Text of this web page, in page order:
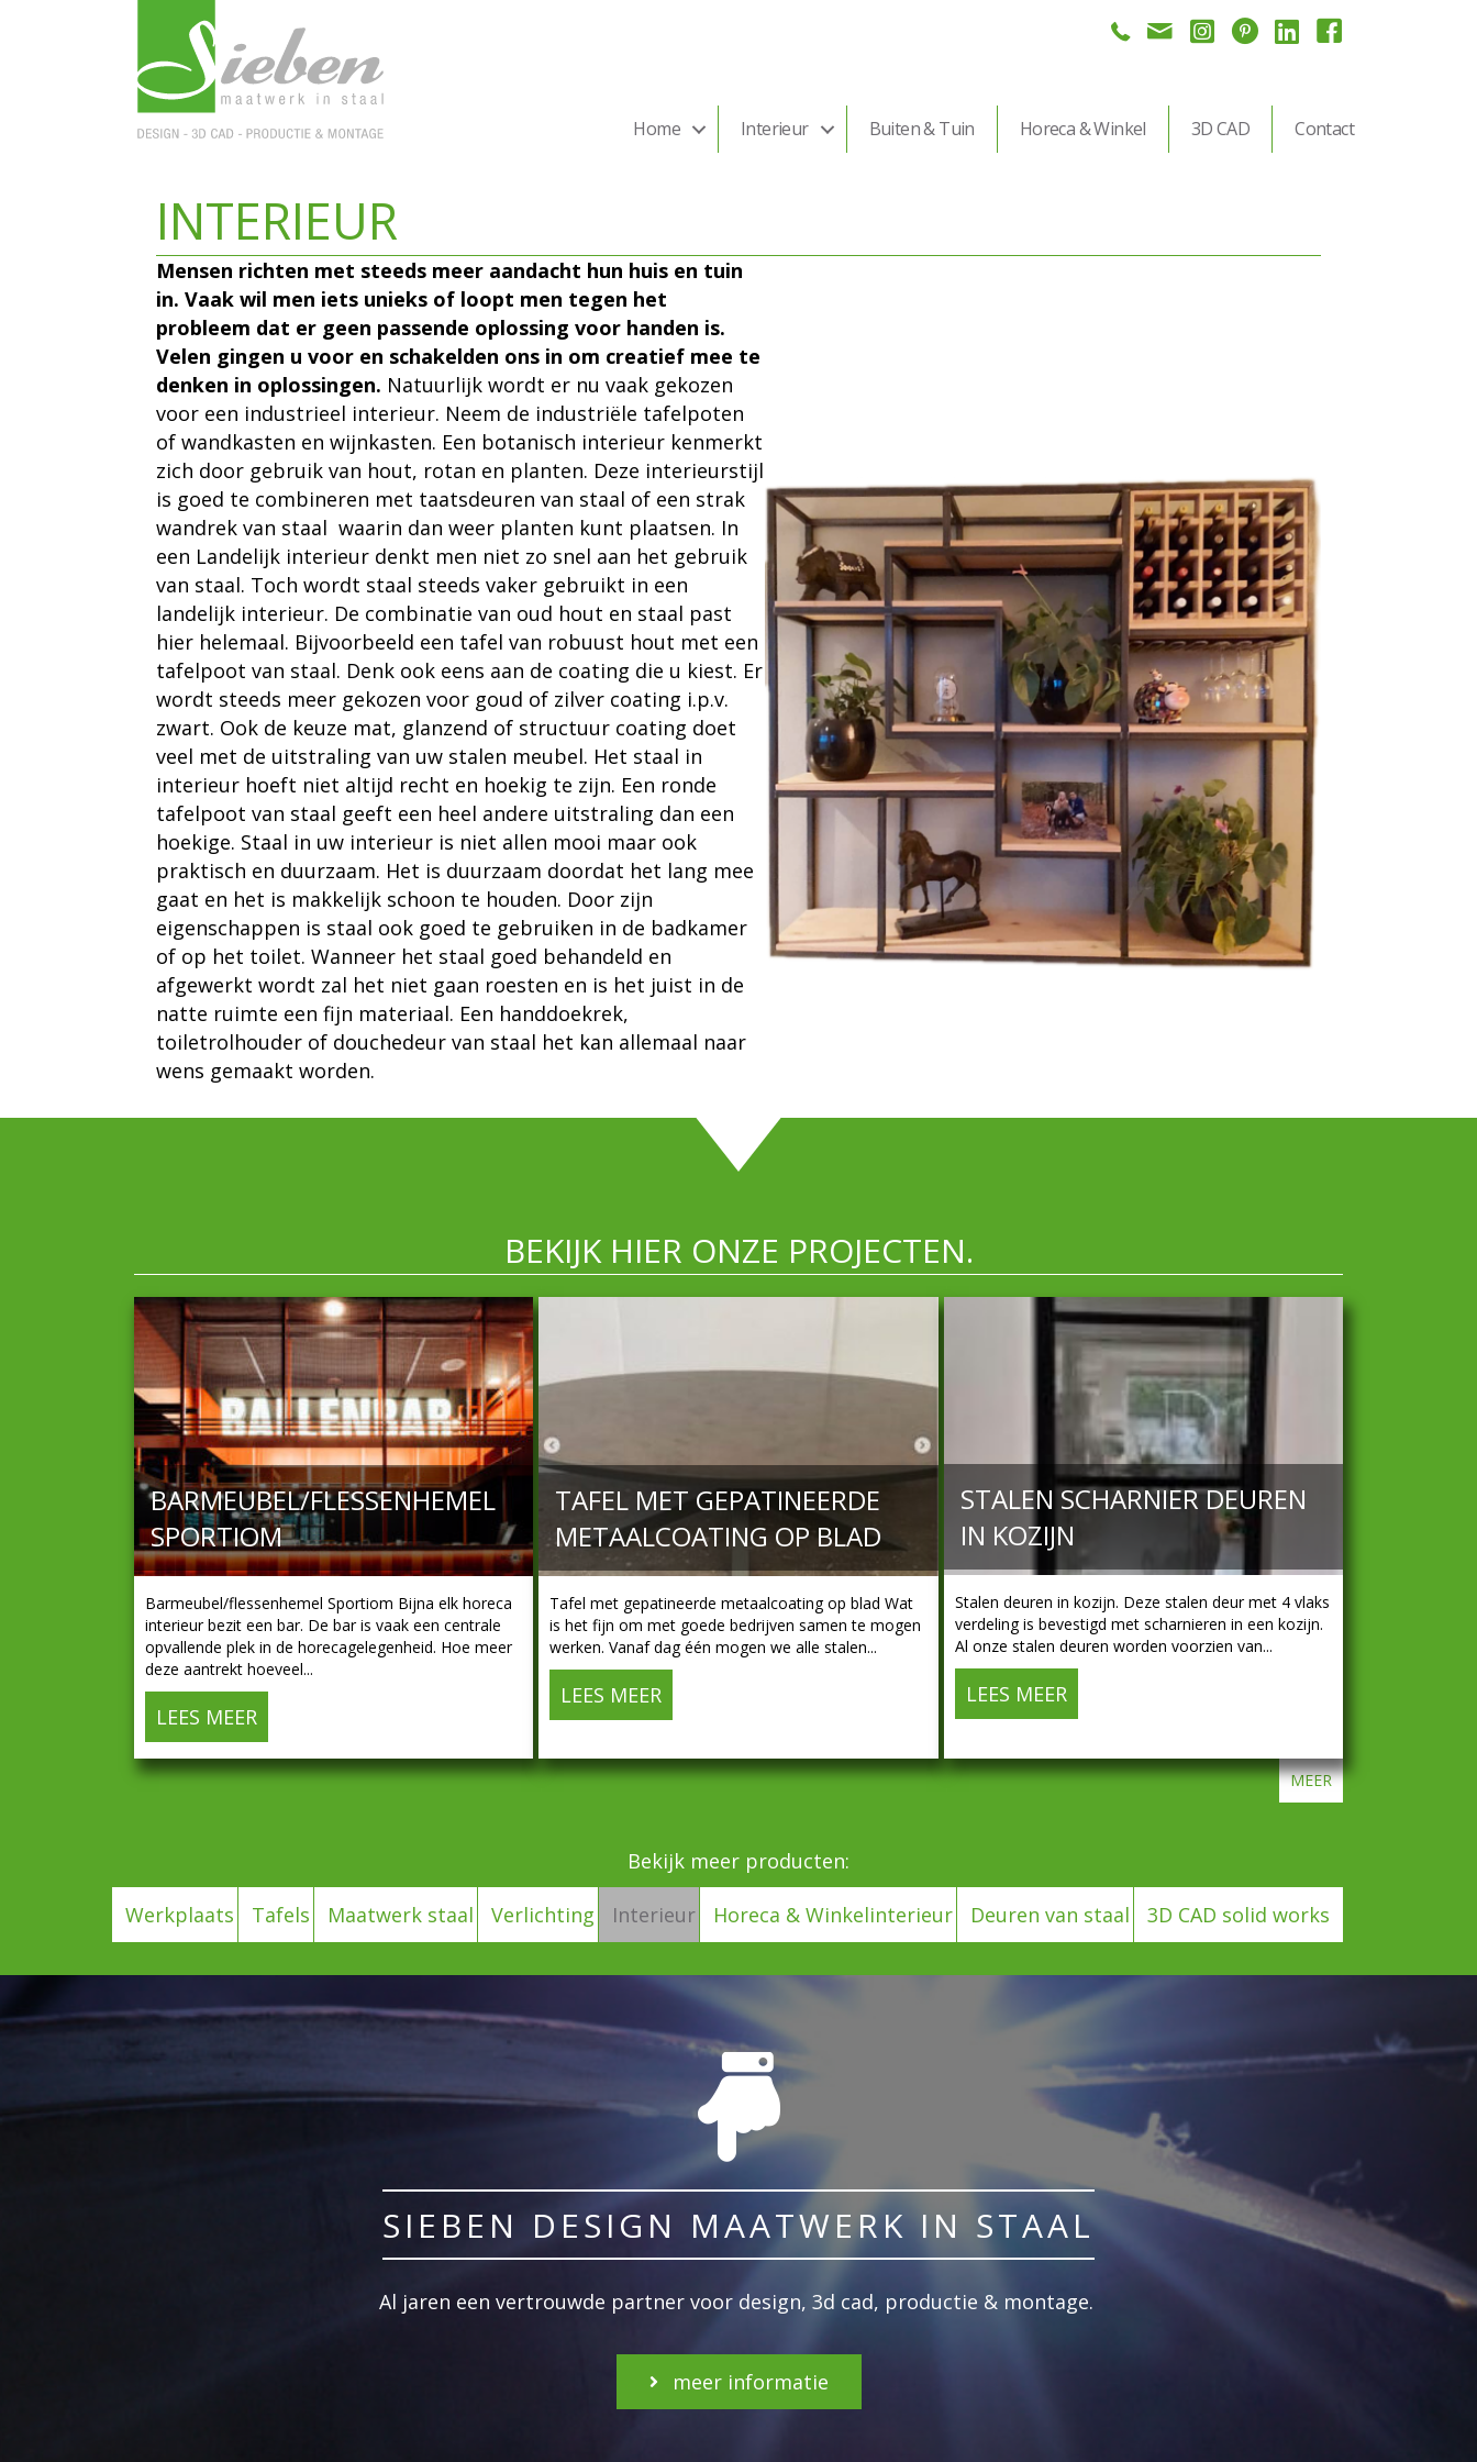
Home Interieur Buiten & Tuin Horeca & Winkel 3D CAD Contact
INTERIEUR
Mensen richten met steeds meer aandacht hun huis en tuin
in. Vaak wil men iets unieks of loopt men tegen het
probleem dat er geen passende oplossing voor handen is.
Velen gingen u voor en schakelden ons in om creatief mee te
denken in oplossingen. Natuurlijk wordt er nu vaak gekozen
voor een industrieel interieur. Neem de industriële tafelpoten
of wandkasten en wijnkasten. Een botanisch interieur kenmerkt
zich door gebruik van hout, rotan en planten. Deze interieurstijl
is goed te combineren met taatsdeuren van staal of een strak
wandrek van staal waarin dan weer planten kunt plaatsen. In
een Landelijk interieur denkt men niet zo snel aan het gebruik
van staal. Toch wordt staal steeds vaker gebruikt in een
landelijk interieur. De combinatie van oud hout en staal past
hier helemaal. Bijvoorbeeld een tafel van robuust hout met een
tafelpoot van staal. Denk ook eens aan de coating die u kiest. Er
wordt steeds meer gekozen voor goud of zilver coating i.p.v.
zwart. Ook de keuze mat, glanzend of structuur coating doet
veel met de uitstraling van uw stalen meubel. Het staal in
interieur hoeft niet altijd recht en hoekig te zijn. Een ronde
tafelpoot van staal geeft een heel andere uitstraling dan een
hoekige. Staal in uw interieur is niet allen mooi maar ook
praktisch en duurzaam. Het is duurzaam doordat het lang mee
gaat en het is makkelijk schoon te houden. Door zijn
eigenschappen is staal ook goed te gebruiken in de badkamer
of op het toilet. Wanneer het staal goed behandeld en
afgewerkt wordt zal het niet gaan roesten en is het juist in de
natte ruimte een fijn materiaal. Een handdoekrek,
toiletrolhouder of douchedeur van staal het kan allemaal naar
wens gemaakt worden.
BEKIJK HIER ONZE PROJECTEN.
BARMEUBEL/FLESSENHEMEL
SPORTIOM
Barmeubel/flessenhemel Sportiom Bijna elk horeca
interieur bezit een bar. De bar is vaak een centrale
opvallende plek in de horecagelegenheid. Hoe meer
deze aantrekt hoeveel...
LEES MEER about Barmeubel/flessenhemel Sportiom
TAFEL MET GEPATINEERDE
METAALCOATING OP BLAD
Tafel met gepatineerde metaalcoating op blad Wat
is het fijn om met goede bedrijven samen te mogen
werken. Vanaf dag één mogen we alle stalen...
LEES MEER about Tafel met gepatineerde metaalcoating op blad
STALEN SCHARNIER DEUREN
IN KOZIJN
Stalen deuren in kozijn. Deze stalen deur met 4 vlaks
verdeling is bevestigd met scharnieren in een kozijn.
Al onze stalen deuren worden voorzien van...
LEES MEERabout Stalen scharnier deuren in kozijn
MEER
Bekijk meer producten:
Werkplaats Tafels Maatwerk staal Verlichting Interieur Horeca & Winkelinterieur Deuren van staal 3D CAD solid works
SIEBEN DESIGN MAATWERK IN STAAL
Al jaren een vertrouwde partner voor design, 3d cad, productie & montage.
meer informatie